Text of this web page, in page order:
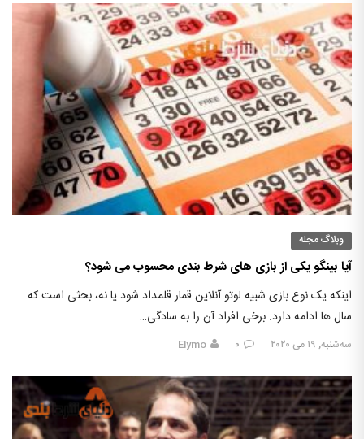
وبلاگ مجله
آیا بینگو یکی از بازی های شرط بندی محسوب می شود؟
اینکه یک نوع بازی شبیه لوتو آنلاین قمار قلمداد شود یا نه، بحثی است که
سال ها ادامه دارد. برخی افراد آن را به سادگی…
سه‌شنبه, ۱۹ می ۲۰۲۰ ۰ Elymo